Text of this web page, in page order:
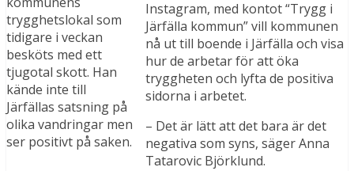
trygghetslokal som
tidigare i veckan
besköts med ett
tjugotal skott. Han
kände inte till
Järfällas satsning på
olika vandringar men
ser positivt på saken.
Instagram, med kontot “Trygg i
Järfälla kommun” vill kommunen
nå ut till boende i Järfälla och visa
hur de arbetar för att öka
tryggheten och lyfta de positiva
sidorna i arbetet.
– Det är lätt att det bara är det
negativa som syns, säger Anna
Tatarovic Björklund.